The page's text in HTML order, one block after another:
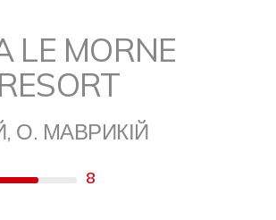
LE MORNE
О. МАВРИКІЙ
8